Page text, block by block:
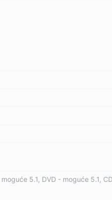
5.1, DVD - moguće 5.1,